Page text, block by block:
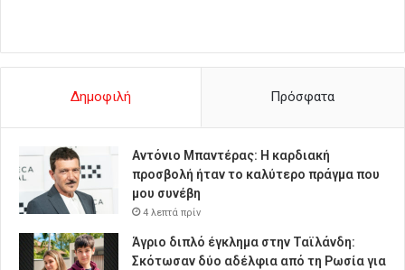
Δημοφιλή Πρόσφατα
Αντόνιο Μπαντέρας: Η καρδιακή
προσβολή ήταν το καλύτερο πράγμα που
μου συνέβη
4 λεπτά πρίν
Άγριο διπλό έγκλημα στην Ταϊλάνδη:
Σκότωσαν δύο αδέλφια από τη Ρωσία για